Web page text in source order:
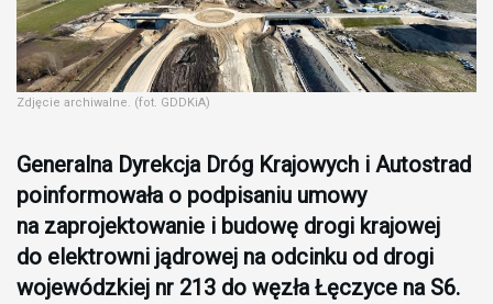
Zdjęcie archiwalne. (fot. GDDKiA)
Generalna Dyrekcja Dróg Krajowych i Autostrad
poinformowała o podpisaniu umowy
na zaprojektowanie i budowę drogi krajowej
do elektrowni jądrowej na odcinku od drogi
wojewódzkiej nr 213 do węzła Łęczyce na S6.